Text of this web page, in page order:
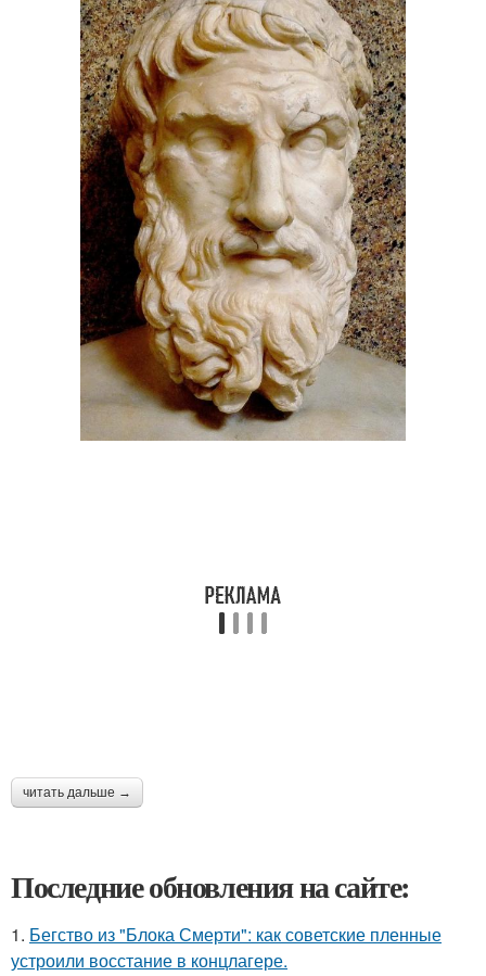
читать дальше →
Последние обновления на сайте:
1. Бегство из "Блока Смерти": как советские пленные
устроили восстание в концлагере.